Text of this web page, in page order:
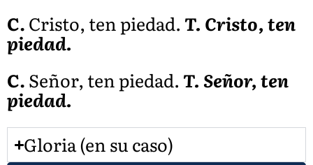
C.Cristo, ten piedad. T. Cristo, ten
piedad.
C.Señor, ten piedad. T. Señor, ten
piedad.
Gloria (en su caso)